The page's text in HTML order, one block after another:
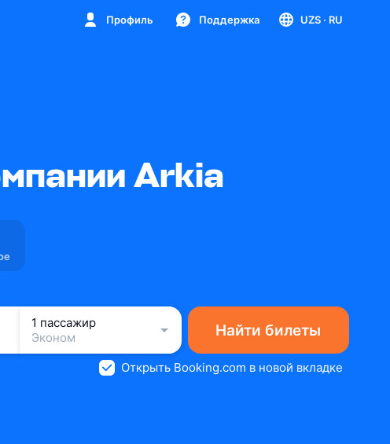
Профиль Поддержка UZS · RU
Arkia
1 пассажир
Эконом
Найти билеты
Открыть Booking.com в новой вкладке